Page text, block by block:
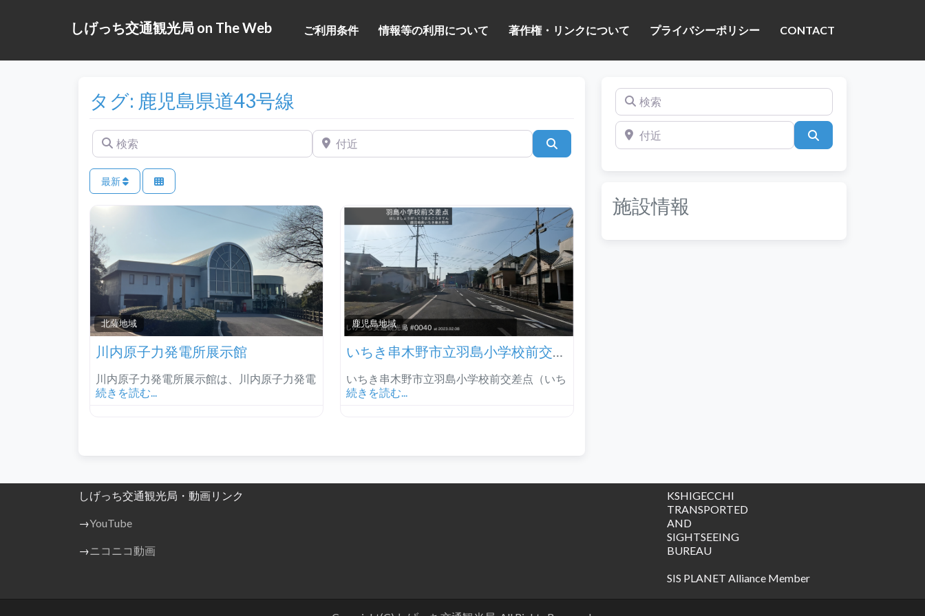
しげっち交通観光局 on The Web ご利用条件 情報等の利用について 著作権・リンクについて プライバシーポリシー CONTACT
タグ: 鹿児島県道43号線
検索 付近
最新
北薩地域‎
川内原子力発電所展示館
川内原子力発電所展示館は、川内原子力発電
続きを読む...
鹿児島地域‎
いちき串木野市立羽島小学校前交差点
いちき串木野市立羽島小学校前交差点（いち
続きを読む...
検索
付近
施設情報
しげっち交通観光局・動画リンク
→YouTube
→ニコニコ動画
KSHIGECCHI
TRANSPORTED
AND
SIGHTSEEING
BUREAU
SIS PLANET Alliance Member